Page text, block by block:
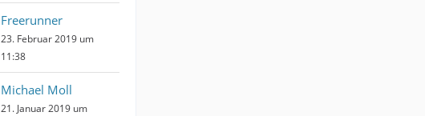
Freerunner
23. Februar 2019 um
11:38
Michael Moll
21. Januar 2019 um